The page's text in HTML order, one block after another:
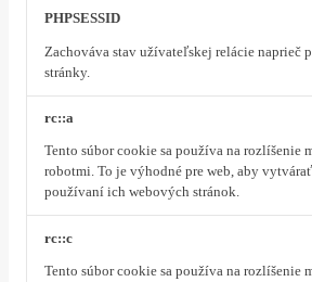
PHPSESSID
Zachováva stav užívateľskej relácie naprieč
stránky.
rc::a
Tento súbor cookie sa používa na rozlíšenie
robotmi. To je výhodné pre web, aby
používaní ich webových stránok.
rc::c
Tento súbor cookie sa používa na rozlíšenie